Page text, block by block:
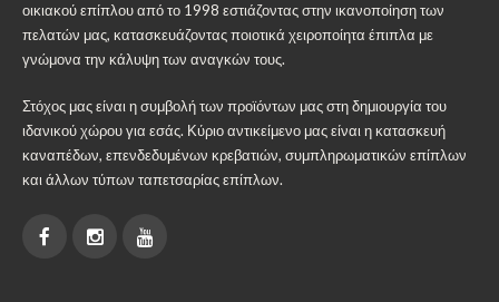
οικιακού επίπλου από το 1998 εστιάζοντας στην ικανοποίηση των
πελατών μας, κατασκευάζοντας ποιοτικά χειροποίητα έπιπλα με
γνώμονα την κάλυψη των αναγκών τους.
Στόχος μας είναι η συμβολή των προϊόντων μας στη δημιουργία του
ιδανικού χώρου για εσάς. Κύριο αντικείμενο μας είναι η κατασκευή
καναπέδων, επενδεδυμένων κρεβατιών, συμπληρωματικών επίπλων
και άλλων τύπων ταπετσαρίας επίπλων.